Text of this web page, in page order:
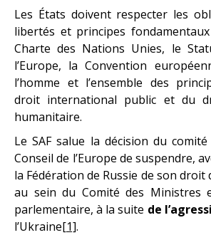
Les États doivent respecter les
libertés et principes
Charte des Nations Unies, le
l’Europe, la Convention
l’homme et l’ensemble des
droit international public et du
humanitaire.
Le SAF salue la décision du
Conseil de l’Europe de suspendre,
la Fédération de Russie de son
au sein du Comité des Ministres
parlementaire, à la suite de
l’Ukraine[1].